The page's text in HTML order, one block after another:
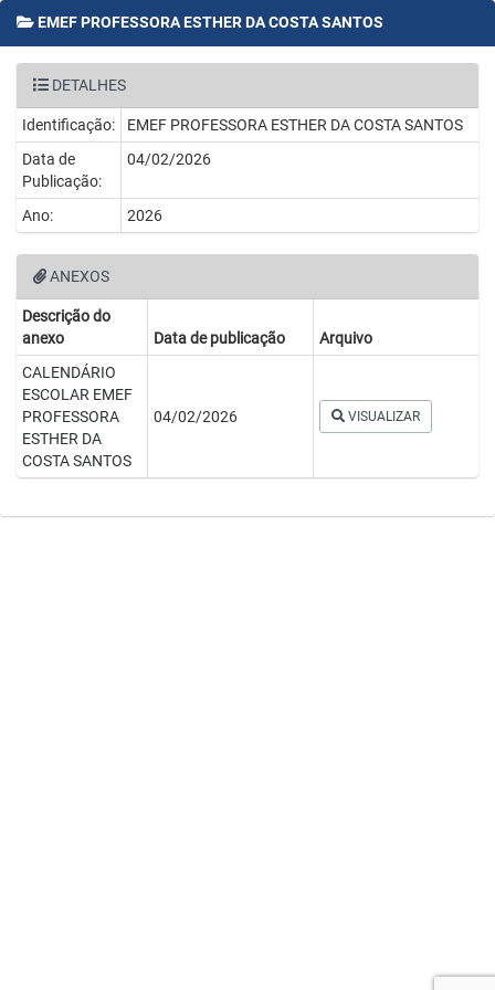
EMEF PROFESSORA ESTHER DA COSTA SANTOS
DETALHES
Identificação:
EMEF PROFESSORA ESTHER DA COSTA SANTOS
Data de
Publicação:
04/02/2026
Ano: 2026
ANEXOS
Descrição do
anexo
Data de publicação
Arquivo
CALENDÁRIO
ESCOLAR EMEF
PROFESSORA
ESTHER DA
COSTA SANTOS
04/02/2026 VISUALIZAR